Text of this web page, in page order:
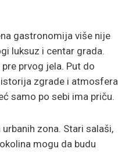
gastronomija više nije
luksuz i centar grada.
prvog jela. Put do
zgrade i atmosfera
samo po sebi ima priču.
zona. Stari salaši,
mogu da budu